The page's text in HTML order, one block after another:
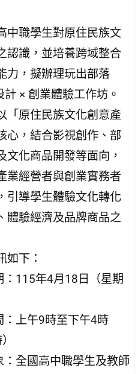
中職學生對原住民族文
認識，並培養跨域整合
力，擬辦理玩出部落
計 × 創業體驗工作坊。
「原住民族文化創意產
心，結合影視創作、部
文化商品開發等面向，
業經營者與創業實務者
引導學生體驗文化轉化
體驗經濟及品牌商品之
如下：
：115年4月18日（星期
：上午9時至下午4時
：全國高中職學生及教師